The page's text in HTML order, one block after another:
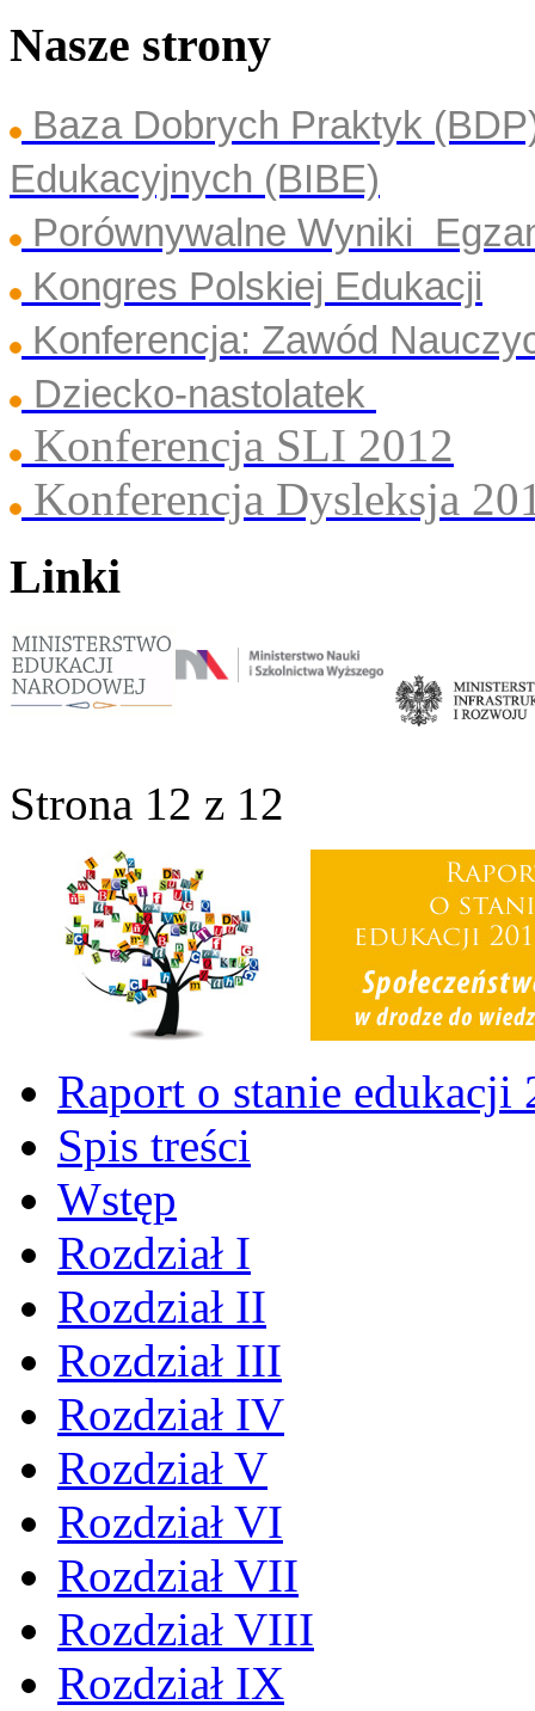
Nasze strony
Baza Dobrych Praktyk
Edukacyjnych (BIBE)
Porównywalne Wyniki
Kongres Polskiej Edukacji
Konferencja: Zawód
Dziecko-nastolatek
Konferencja SLI 2012
Konferencja Dysleksja
Linki
Strona 12 z 12
Raport o stanie edukacji
Spis treści
Wstęp
Rozdział I
Rozdział II
Rozdział III
Rozdział IV
Rozdział V
Rozdział VI
Rozdział VII
Rozdział VIII
Rozdział IX